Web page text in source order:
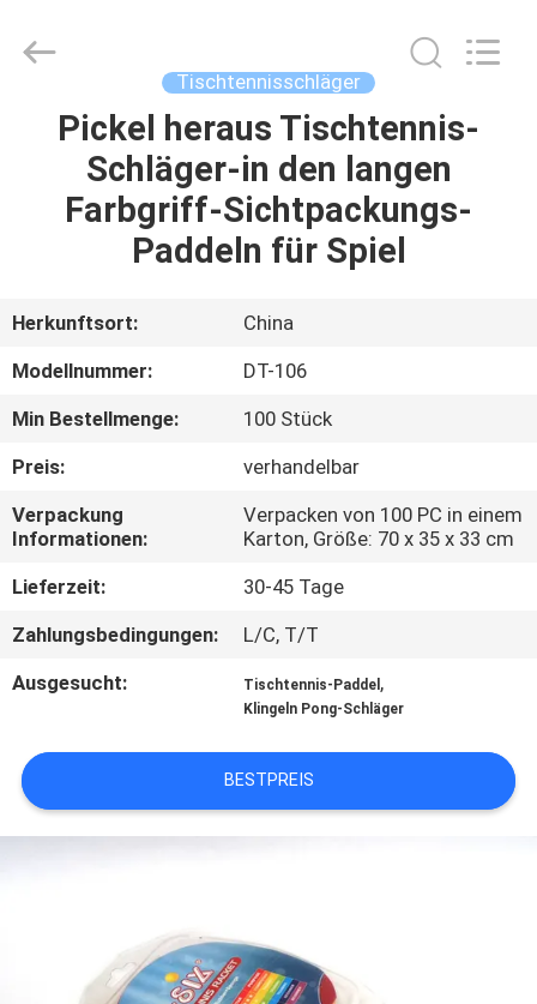
HAUSE
PRODUKTE
ÜBER
UNS
WERKSBESICHTIGUNG
QUALITÄTSKONTROLLE
KONTAKT
MIT
UNS
BITTE
UM
EIN
SITEMAP
Sports
Ltd..
Tischtennisschläger
Pickel heraus Tischtennis-
Schläger-in den langen
Farbgriff-Sichtpackungs-
Paddeln für Spiel
Herkunftsort:
China
Modellnummer:
DT-106
Min Bestellmenge:
100 Stück
Preis:
verhandelbar
Verpackung
Informationen:
Verpacken von 100 PC in einem
Karton, Größe: 70 x 35 x 33 cm
Lieferzeit:
30-45 Tage
Zahlungsbedingungen:
L/C, T/T
Ausgesucht:
Tischtennis-Paddel ,
Klingeln Pong-Schläger
BESTPREIS